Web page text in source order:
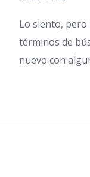
Lo siento, pero
términos de
nuevo con